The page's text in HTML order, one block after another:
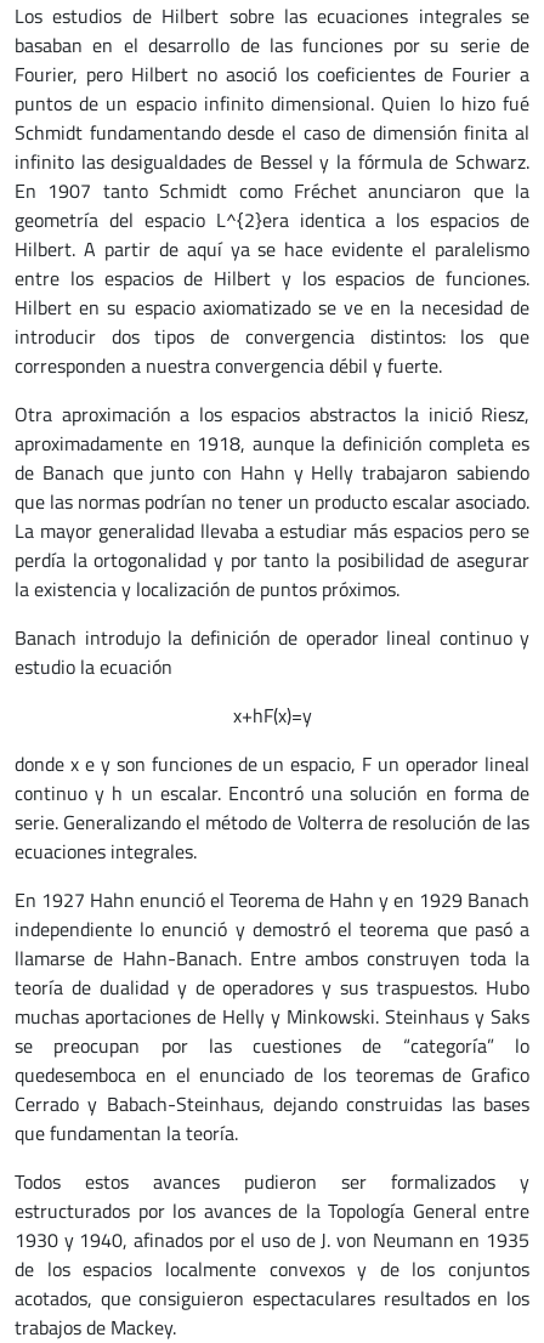
Los estudios de Hilbert sobre las ecuaciones integrales se
basaban en el desarrollo de las funciones por su serie de
Fourier, pero Hilbert no asoció los coeficientes de Fourier a
puntos de un espacio infinito dimensional. Quien lo hizo fué
Schmidt fundamentando desde el caso de dimensión finita al
infinito las desigualdades de Bessel y la fórmula de Schwarz.
En 1907 tanto Schmidt como Fréchet anunciaron que la
geometría del espacio L^{2}era identica a los espacios de
Hilbert. A partir de aquí ya se hace evidente el paralelismo
entre los espacios de Hilbert y los espacios de funciones.
Hilbert en su espacio axiomatizado se ve en la necesidad de
introducir dos tipos de convergencia distintos: los que
corresponden a nuestra convergencia débil y fuerte.
Otra aproximación a los espacios abstractos la inició Riesz,
aproximadamente en 1918, aunque la definición completa es
de Banach que junto con Hahn y Helly trabajaron sabiendo
que las normas podrían no tener un producto escalar asociado.
La mayor generalidad llevaba a estudiar más espacios pero se
perdía la ortogonalidad y por tanto la posibilidad de asegurar
la existencia y localización de puntos próximos.
Banach introdujo la definición de operador lineal continuo y
estudio la ecuación
x+hF(x)=y
donde x e y son funciones de un espacio, F un operador lineal
continuo y h un escalar. Encontró una solución en forma de
serie. Generalizando el método de Volterra de resolución de las
ecuaciones integrales.
En 1927 Hahn enunció el Teorema de Hahn y en 1929 Banach
independiente lo enunció y demostró el teorema que pasó a
llamarse de Hahn-Banach. Entre ambos construyen toda la
teoría de dualidad y de operadores y sus traspuestos. Hubo
muchas aportaciones de Helly y Minkowski. Steinhaus y Saks
se preocupan por las cuestiones de “categoría” lo
quedesemboca en el enunciado de los teoremas de Grafico
Cerrado y Babach-Steinhaus, dejando construidas las bases
que fundamentan la teoría.
Todos estos avances pudieron ser formalizados y
estructurados por los avances de la Topología General entre
1930 y 1940, afinados por el uso de J. von Neumann en 1935
de los espacios localmente convexos y de los conjuntos
acotados, que consiguieron espectaculares resultados en los
trabajos de Mackey.